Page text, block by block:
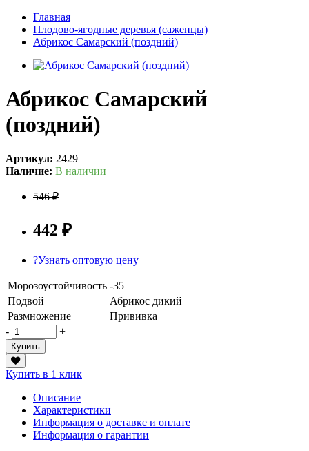
Главная
Плодово-ягодные деревья (саженцы)
Абрикос Самарский (поздний)
Абрикос Самарский
(поздний)
Артикул: 2429
Наличие: В наличии
546 ₽
442 ₽
?Узнать оптовую цену
Морозоустойчивость -35
Подвой
Абрикос дикий
Размножение
Прививка
-
+
Купить
Купить в 1 клик
Описание
Характеристики
Информация о доставке и оплате
Информация о гарантии